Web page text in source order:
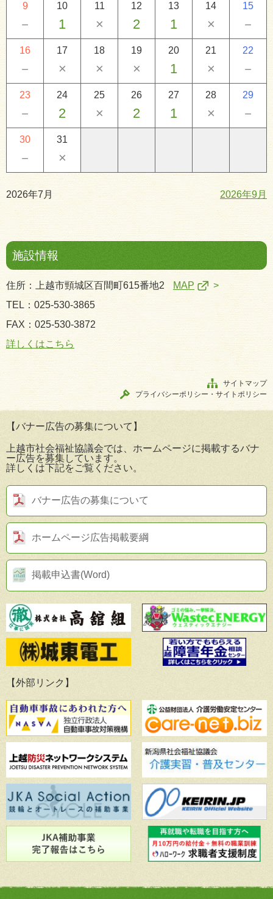
9
－
10
1
11
×
12
2
13
1
14
×
15
－
16
－
17
×
18
×
19
×
20
1
21
×
22
－
23
－
24
2
25
×
26
2
27
1
28
×
29
－
30
－
31
×
2026年7月 2026年9月
施設情報
住所：上越市頸城区百間町615番地2
MAP
TEL：025-530-3865
FAX：025-530-3872
詳しくはこちら
サイトマップ
プライバシーポリシー・サイトポリシー
【バナー広告の募集について】
上越市社会福祉協議会では、ホームページに掲載するバナ
ー広告を募集しています。
詳しくは下記をご覧ください。
バナー広告の募集について
ホームページ広告掲載要綱
掲載申込書(Word)
【外部リンク】